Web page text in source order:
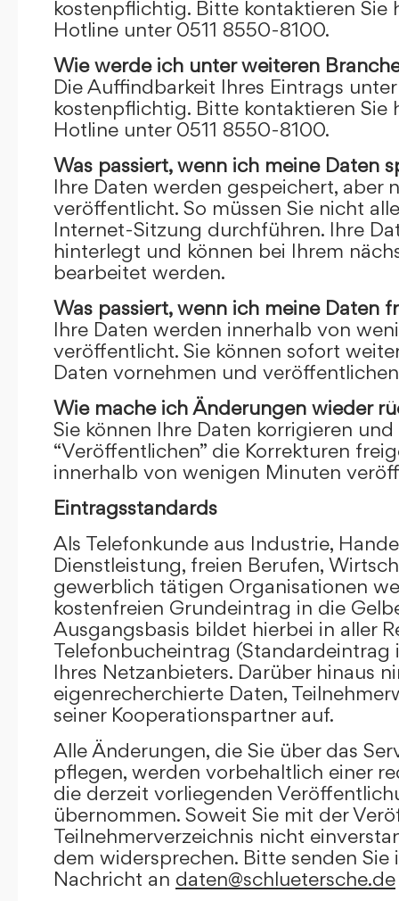
kostenpflichtig. Bitte kontaktieren Sie
Hotline unter 0511 8550-8100.
Wie werde ich unter weiteren
Die Auffindbarkeit Ihres Eintrags
kostenpflichtig. Bitte kontaktieren Sie
Hotline unter 0511 8550-8100.
Was passiert, wenn ich meine Daten
Ihre Daten werden gespeichert, aber
veröffentlicht. So müssen Sie nicht
Internet-Sitzung durchführen. Ihre
hinterlegt und können bei Ihrem
bearbeitet werden.
Was passiert, wenn ich meine Daten
Ihre Daten werden innerhalb von
veröffentlicht. Sie können sofort
Daten vornehmen und
Wie mache ich Änderungen wieder
Sie können Ihre Daten korrigieren
“Veröffentlichen” die Korrekturen
innerhalb von wenigen Minuten
Eintragsstandards
Als Telefonkunde aus Industrie,
Dienstleistung, freien Berufen,
gewerblich tätigen Organisationen
kostenfreien Grundeintrag in die
Ausgangsbasis bildet hierbei in aller
Telefonbucheintrag (Standardeintrag
Ihres Netzanbieters. Darüber hinaus
eigenrecherchierte Daten,
seiner Kooperationspartner auf.
Alle Änderungen, die Sie über das
pflegen, werden vorbehaltlich einer
die derzeit vorliegenden
übernommen. Soweit Sie mit der
Teilnehmerverzeichnis nicht
dem widersprechen. Bitte senden Sie
Nachricht an daten@schluetersche.de